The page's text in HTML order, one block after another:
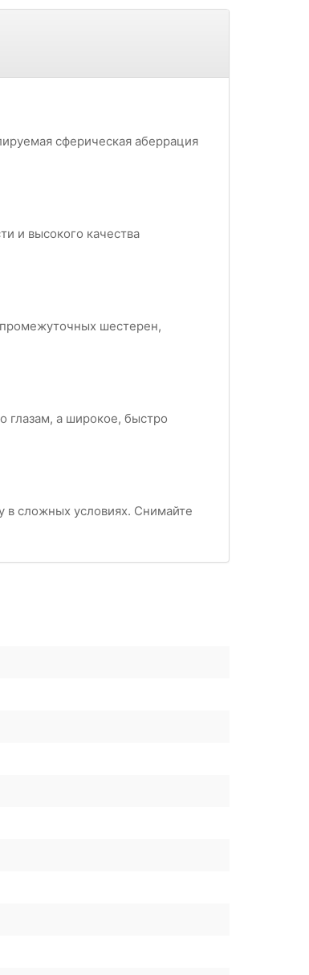
сферическая аберрация
и высокого качества
шестерен,
глазам, а широкое, быстро
в сложных условиях. Снимайте